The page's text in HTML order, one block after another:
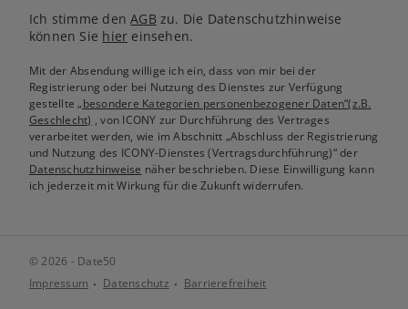
Ich stimme denAGB zu. Die Datenschutzhinweise
können Sie hier einsehen.
Mit der Absendung willige ich ein, dass von mir bei der
Registrierung oder bei Nutzung des Dienstes zur Verfügung
gestellte„besondere Kategorien personenbezogener Daten“(z.B.
Geschlecht) , von ICONY zur Durchführung des Vertrages
verarbeitet werden, wie im Abschnitt „Abschluss der Registrierung
und Nutzung des ICONY-Dienstes (Vertragsdurchführung)“ der
Datenschutzhinweise näher beschrieben. Diese Einwilligung kann
ich jederzeit mit Wirkung für die Zukunft widerrufen.
© 2026 - Date50
Impressum
Datenschutz Barrierefreiheit